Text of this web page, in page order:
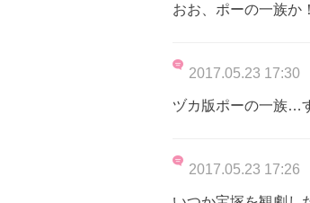
おお、ポーの一族か
2017.05.23 17:30
ヅカ版ポーの一族…
2017.05.23 17:26